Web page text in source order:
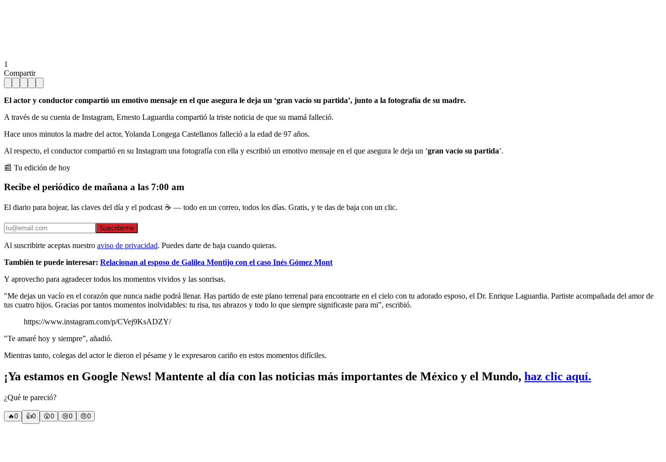
1
Compartir
El actor y conductor compartió un emotivo mensaje en el que asegura le deja un ‘gran vacío su partida’, junto a la fotografía de su madre.
A través de su cuenta de Instagram, Ernesto Laguardia compartió la triste noticia de que su mamá falleció.
Hace unos minutos la madre del actor, Yolanda Longega Castellanos falleció a la edad de 97 años.
Al respecto, el conductor compartió en su Instagram una fotografía con ella y escribió un emotivo mensaje en el que asegura le deja un ‘gran vacío su partida’.
📰 Tu edición de hoy
Recibe el periódico de mañana a las 7:00 am
El diario para hojear, las claves del día y el podcast ☕ — todo en un correo, todos los días. Gratis, y te das de baja con un clic.
Suscribirme
Al suscribirte aceptas nuestro aviso de privacidad. Puedes darte de baja cuando quieras.
También te puede interesar: Relacionan al esposo de Galilea Montijo con el caso Inés Gómez Mont
Y aprovecho para agradecer todos los momentos vividos y las sonrisas.
"Me dejas un vacío en el corazón que nunca nadie podrá llenar. Has partido de este plano terrenal para encontrarte en el cielo con tu adorado esposo, el Dr. Enrique Laguardia. Partiste acompañada del amor de
tus cuatro hijos. Gracias por tantos momentos inolvidables: tu risa, tus abrazos y todo lo que siempre significaste para mi”, escribió.
https://www.instagram.com/p/CVej9KsADZY/
"Te amaré hoy y siempre”, añadió.
Mientras tanto, colegas del actor le dieron el pésame y le expresaron cariño en estos momentos difíciles.
¡Ya estamos en Google News! Mantente al día con las noticias más importantes de México y el Mundo, haz clic aquí.
¿Qué te pareció?
🔥0 👍0 😲0 😢0 😠0